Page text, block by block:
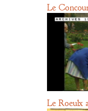
Le
Le Roeulx